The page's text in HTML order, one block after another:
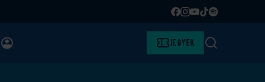
Facebook
Instagram
YouTube
TikTok
Spotify
BELÉPÉS Jegyek Keresés